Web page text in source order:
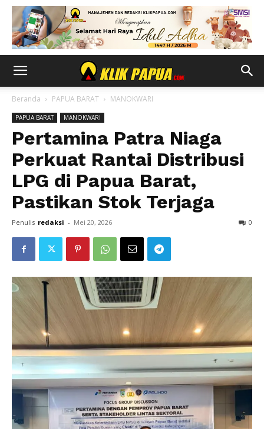
Beranda PAPUA BARAT MANOKWARI
PAPUA BARAT MANOKWARI
Pertamina Patra Niaga
Perkuat Rantai Distribusi
LPG di Papua Barat,
Pastikan Stok Terjaga
Penulis redaksi - Mei 20, 2026 0